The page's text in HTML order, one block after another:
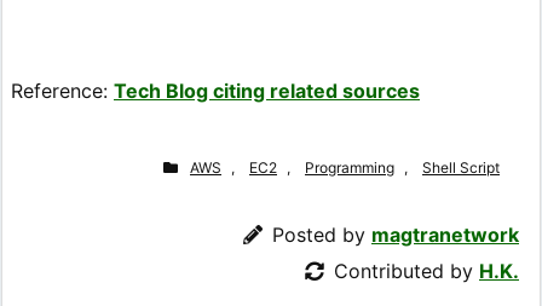
Reference: Tech Blog citing related sources
AWS , EC2 , Programming , Shell Script
Posted by magtranetwork
Contributed by H.K.